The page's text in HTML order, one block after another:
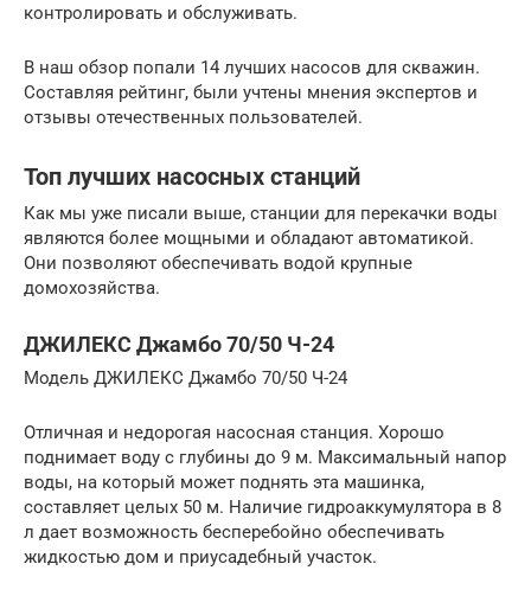
контролировать и обслуживать.
В наш обзор попали 14 лучших насосов для скважин.
Составляя рейтинг, были учтены мнения экспертов и
отзывы отечественных пользователей.
Топ лучших насосных станций
Как мы уже писали выше, станции для перекачки воды
являются более мощными и обладают автоматикой.
Они позволяют обеспечивать водой крупные
домохозяйства.
ДЖИЛЕКС Джамбо 70/50 Ч-24
Модель ДЖИЛЕКС Джамбо 70/50 Ч-24
Отличная и недорогая насосная станция. Хорошо
поднимает воду с глубины до 9 м. Максимальный напор
воды, на который может поднять эта машинка,
составляет целых 50 м. Наличие гидроаккумулятора в 8
л дает возможность бесперебойно обеспечивать
жидкостью дом и приусадебный участок.